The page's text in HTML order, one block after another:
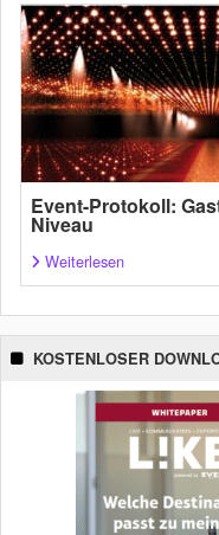
Event-Protokoll:
Niveau
Weiterlesen
KOSTENLOSER